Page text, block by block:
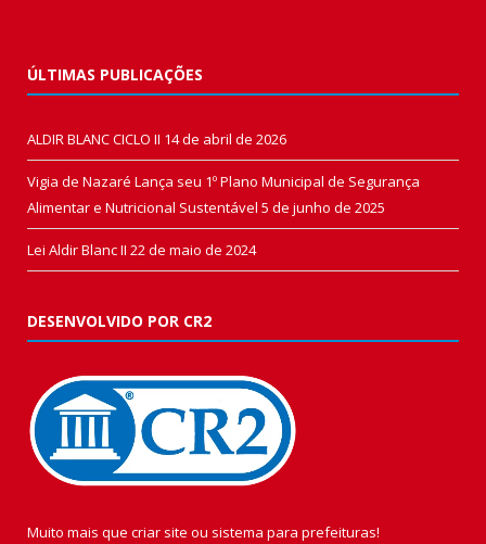
ÚLTIMAS PUBLICAÇÕES
ALDIR BLANC CICLO II 14 de abril de 2026
Vigia de Nazaré Lança seu 1º Plano Municipal de Segurança
Alimentar e Nutricional Sustentável 5 de junho de 2025
Lei Aldir Blanc II 22 de maio de 2024
DESENVOLVIDO POR CR2
Muito mais que criar site ou sistema para prefeituras!